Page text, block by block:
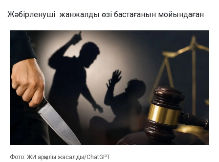
Жәбірленуші жанжалды өзі бастағанын мойындаған
Фото: ЖИ арқылы жасалды/ChatGPT